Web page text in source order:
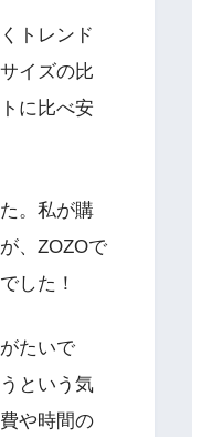
トレンド
イズの比
に比べ安
。私が購
、ZOZOで
した！
たいで
という気
や時間の